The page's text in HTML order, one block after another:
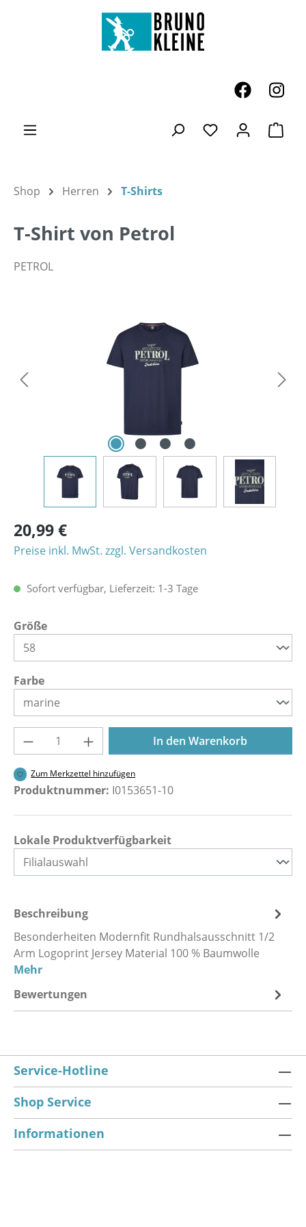
Zum Hauptinhalt springen
Du hast 0
Shop Herren T-Shirts
T-Shirt von Petrol
PETROL
20,99 €
Preise inkl. MwSt. zzgl. Versandkosten
Sofort verfügbar, Lieferzeit: 1-3 Tage
Größeauswählen
Farbeauswählen
Produkt Anzahl: Gib den gewünschten
In den Warenkorb
Zum Merkzettel hinzufügen
Produktnummer: I0153651-10
Lokale Produktverfügbarkeit
Beschreibung
Besonderheiten Modernfit Rundhalsausschnitt 1/2
Arm Logoprint Jersey Material 100 % Baumwolle
Mehr
Bewertungen
Service-Hotline
Shop Service
Informationen